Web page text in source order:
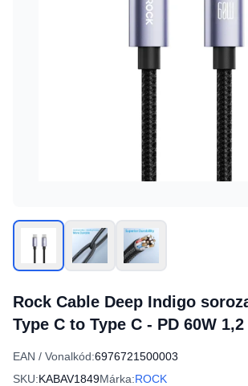
Rock Cable Deep Indigo
Type C to Type C - PD 60W
EAN / Vonalkód:6976721500003
SKU:KABAV1849Márka:ROCK